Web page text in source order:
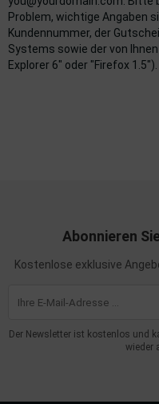
Problem, wichtige Angaben
Kundennummer, der
Systems sowie der von
Explorer 6" oder "Firefox 1.5").
Abonnieren
Kostenlose exklusive
Der Newsletter ist kostenlos und
wieder